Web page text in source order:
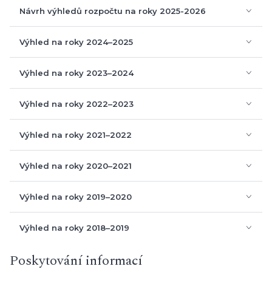
Návrh výhledů rozpočtu na roky 2025-2026
Výhled na roky 2024–2025
Komentář ke střednědobému výhledu
Komentář ke střednědobému výhledu
Komentář ke střednědobému výhledu
Komentář ke střednědobému výhledu
Komentář ke střednědobému výhledu
Komentář ke střednědobému výhledu
Výhled na roky 2018–2019
Poskytování informací